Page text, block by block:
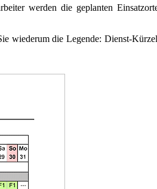
werden die geplanten
wiederum die Legende: Dienst-